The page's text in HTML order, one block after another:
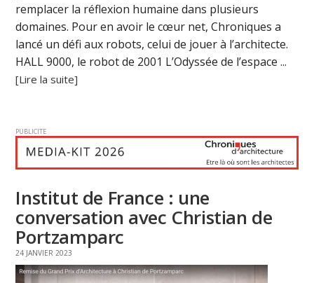
remplacer la réflexion humaine dans plusieurs
domaines. Pour en avoir le cœur net, Chroniques a
lancé un défi aux robots, celui de jouer à l’architecte.
HALL 9000, le robot de 2001 L’Odyssée de l’espace ...
[Lire la suite]
PUBLICITE
Institut de France : une
conversation avec Christian de
Portzamparc
24 JANVIER 2023